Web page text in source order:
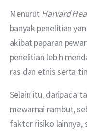
Menurut Harvard
banyak penelitian
akibat paparan
penelitian lebih
ras dan etnis serta
Selain itu, daripada
mewarnai rambut,
faktor risiko lainnya,